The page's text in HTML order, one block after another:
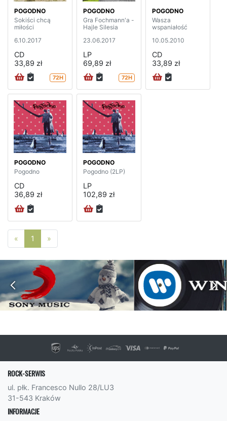
POGODNO
Sokiści chcą
miłości
6.10.2017
CD
33,89 zł
72H
POGODNO
Gra Fochmann'a -
Hajle Silesia
23.06.2017
LP
69,89 zł
72H
POGODNO
Wasza
wspaniałość
10.05.2010
CD
33,89 zł
POGODNO
Pogodno
CD
36,89 zł
POGODNO
Pogodno (2LP)
LP
102,89 zł
« Poprzednia strona
1 »
ROCK-SERWIS
ul. płk. Francesco Nullo 28/LU3
31-543 Kraków
INFORMACJE